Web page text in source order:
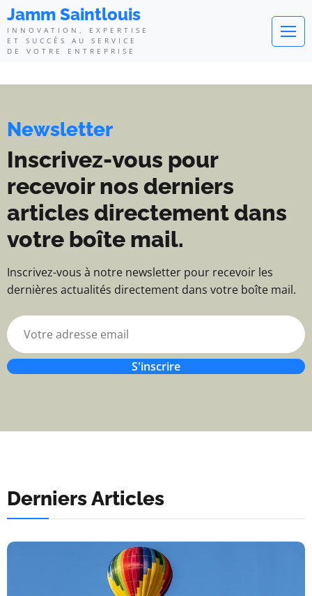
Jamm Saintlouis - Innovation,
Jamm Saintlouis
INNOVATION, EXPERTISE
ET SUCCÈS AU SERVICE
DE VOTRE ENTREPRISE
Newsletter
Inscrivez-vous pour
recevoir nos derniers
articles directement dans
votre boîte mail.
Inscrivez-vous à notre newsletter pour recevoir les
dernières actualités directement dans votre boîte mail.
S'inscrire
Derniers Articles